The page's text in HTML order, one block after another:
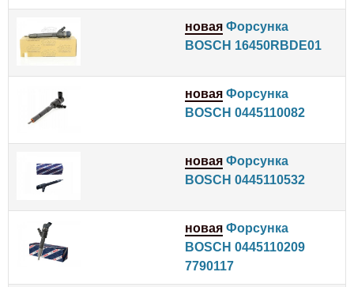
новая Форсунка
BOSCH 16450RBDE01
новая Форсунка
BOSCH 0445110082
новая Форсунка
BOSCH 0445110532
новая Форсунка
BOSCH 0445110209
7790117